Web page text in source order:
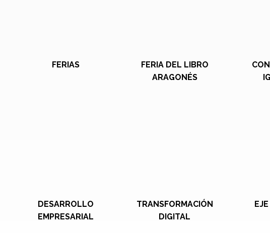
FERIAS
FERIA DEL LIBRO
ARAGONÉS
DESARROLLO
EMPRESARIAL
TRANSFORMACIÓN
DIGITAL